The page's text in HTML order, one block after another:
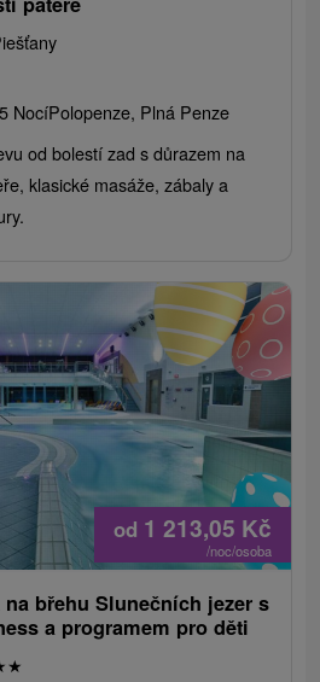
NocíPolopenze, Plná Penze
od bolestí zad s důrazem na
klasické masáže, zábaly a
od 1 213,05 Kč
/noc/osoba
břehu Slunečních jezer s
a programem pro děti
★